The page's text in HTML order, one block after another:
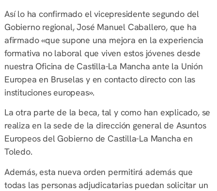
Así lo ha confirmado el vicepresidente segundo del
Gobierno regional, José Manuel Caballero, que ha
afirmado «que supone una mejora en la experiencia
formativa no laboral que viven estos jóvenes desde
nuestra Oficina de Castilla-La Mancha ante la Unión
Europea en Bruselas y en contacto directo con las
instituciones europeas».
La otra parte de la beca, tal y como han explicado, se
realiza en la sede de la dirección general de Asuntos
Europeos del Gobierno de Castilla-La Mancha en
Toledo.
Además, esta nueva orden permitirá además que
todas las personas adjudicatarias puedan solicitar un